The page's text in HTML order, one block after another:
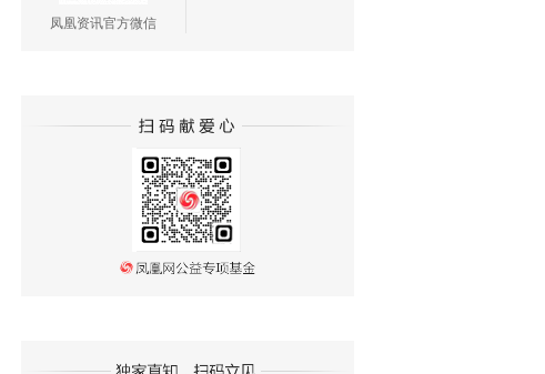
凤凰资讯官方微信